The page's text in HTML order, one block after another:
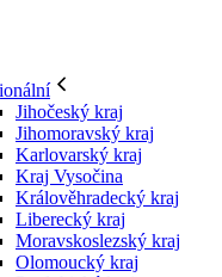
Jihočeský kraj
Jihomoravský kraj
Karlovarský kraj
Kraj Vysočina
Králověhradecký kraj
Liberecký kraj
Moravskoslezský kraj
Olomoucký kraj